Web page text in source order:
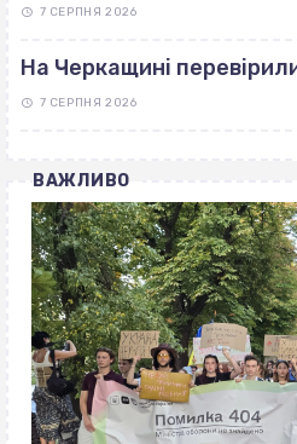
7 СЕРПНЯ 2026
На Черкащині
7 СЕРПНЯ 2026
ВАЖЛИВО